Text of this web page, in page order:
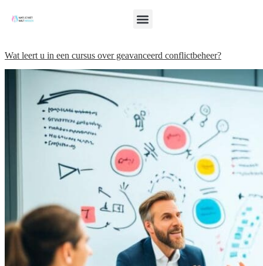
Wat leert u in een cursus over geavanceerd conflictbeheer?